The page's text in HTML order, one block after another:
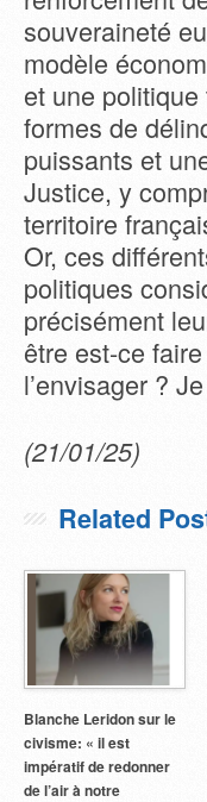
souveraineté
modèle
et une
formes de
puissants et
Justice, y
territoire
Or, ces
politiques
précisément
être est-ce
l’envisager ?
(21/01/25)
Related
Blanche Leridon sur le
civisme: « il est
impératif de redonner
de l’air à notre